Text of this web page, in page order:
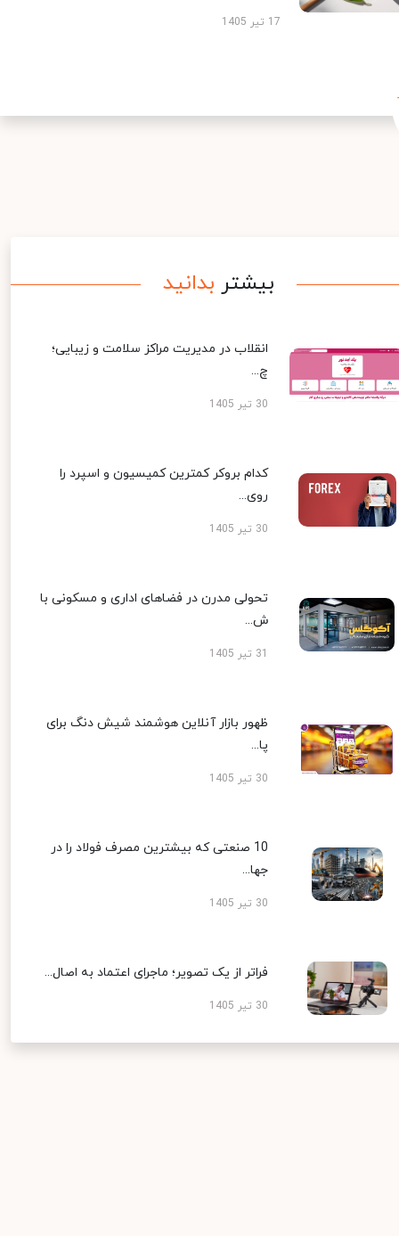
17 تیر 1405
بیشتر بدانید
انقلاب در مدیریت مراکز سلامت و زیبایی؛
چ...
30 تیر 1405
کدام بروکر کمترین کمیسیون و اسپرد را
روی...
30 تیر 1405
تحولی مدرن در فضاهای اداری و مسکونی با
ش...
ظهور بازار آنلاین هوشمند شیش دنگ برای
پا...
30 تیر 1405
10 صنعتی که بیشترین مصرف فولاد را در
جها...
30 تیر 1405
فراتر از یک تصویر؛ ماجرای اعتماد به اصال...
30 تیر 1405